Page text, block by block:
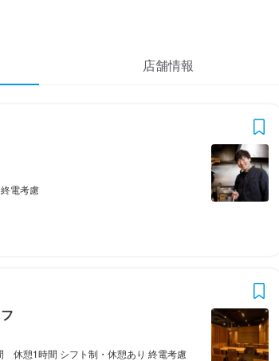
店舗情報
電考慮
休憩1時間 シフト制・休憩あり 終電考慮